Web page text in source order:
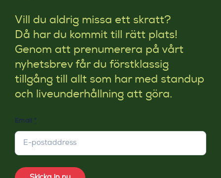
Vill du aldrig missa ett skratt?
Då har du kommit till rätt plats!
Genom att prenumerera på vårt
nyhetsbrev får du förstklassig
tillgång till allt som har med standup
och liveunderhållning att göra.
Email *